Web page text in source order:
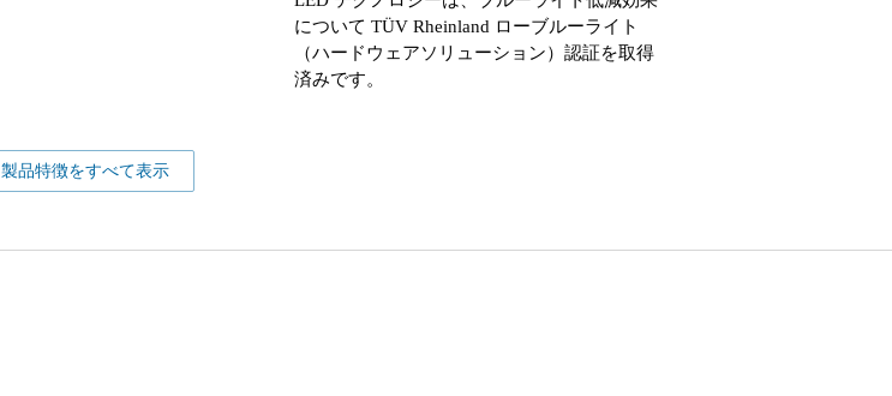
について TÜV Rheinland ローブルーライト
（ハードウェアソリューション）認証を取得
済みです。
製品特徴をすべて表示